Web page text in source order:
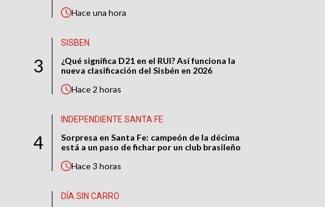
Haceuna hora
3
SISBEN
¿Qué significa D21 en el RUI? Así funciona la
nueva clasificación del Sisbén en 2026
Hace2 horas
4
INDEPENDIENTE SANTA FE
Sorpresa en Santa Fe: campeón de la décima
está a un paso de fichar por un club brasileño
Hace3 horas
DÍA SIN CARRO